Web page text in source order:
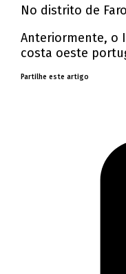
No distrito de
Anteriormente, o
costa oeste
Partilhe este artigo